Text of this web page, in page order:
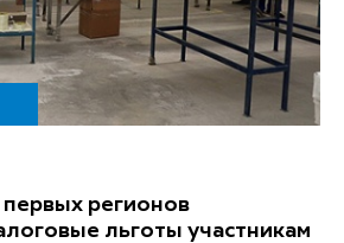
первых регионов
льготы участникам